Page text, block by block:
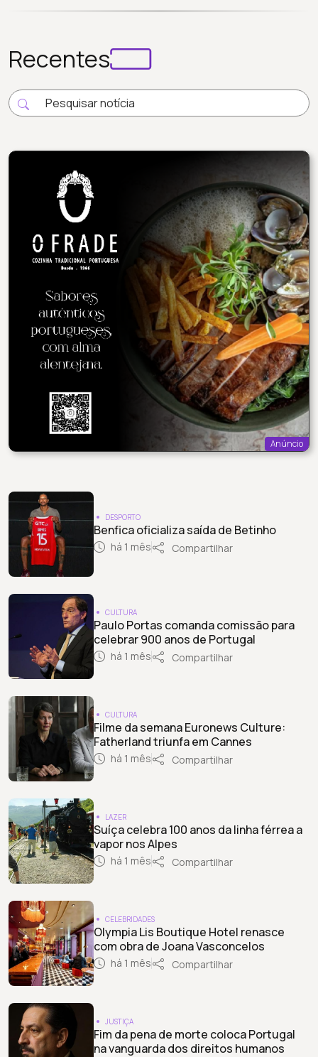
Recentes
Anúncio
DESPORTO
Benfica oficializa saída de Betinho
há 1 mês Compartilhar
CULTURA
Paulo Portas comanda comissão para
celebrar 900 anos de Portugal
há 1 mês Compartilhar
CULTURA
Filme da semana Euronews Culture:
Fatherland triunfa em Cannes
há 1 mês Compartilhar
LAZER
Suíça celebra 100 anos da linha férrea a
vapor nos Alpes
há 1 mês Compartilhar
CELEBRIDADES
Olympia Lis Boutique Hotel renasce
com obra de Joana Vasconcelos
há 1 mês Compartilhar
JUSTIÇA
Fim da pena de morte coloca Portugal
na vanguarda dos direitos humanos